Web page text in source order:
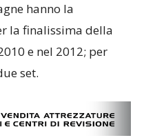
hanno la
la finalissima della
e nel 2012; per
set.